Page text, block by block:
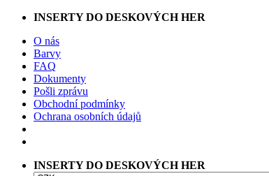
Přeskočit
obsah
INSERTY DO DESKOVÝCH HER
O nás
Barvy
FAQ
Dokumenty
Pošli zprávu
Obchodní podmínky
Ochrana osobních údajů
INSERTY DO DESKOVÝCH HER